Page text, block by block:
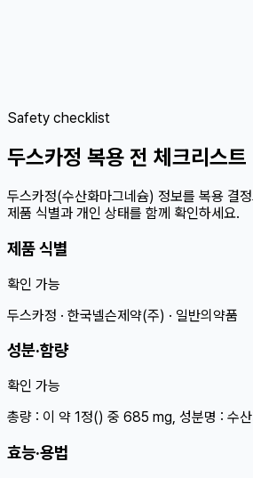
Safety checklist
두스카정 복용 전 체크리스트
두스카정(수산화마그네슘) 정보를 복용 결
제품 식별과 개인 상태를 함께 확인하세요.
제품 식별
확인 가능
두스카정 · 한국넬슨제약(주) · 일반의약품
성분·함량
확인 가능
총량 : 이 약 1정() 중 685 mg, 성분명 : 수
효능·용법